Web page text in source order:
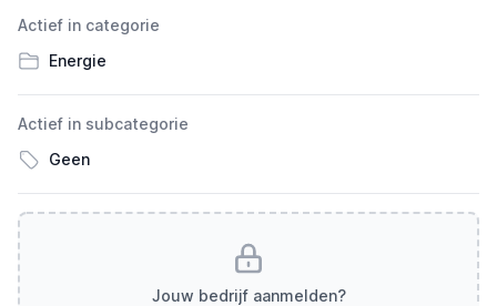
Actief in categorie
Energie
Actief in subcategorie
Geen
Jouw bedrijf aanmelden?